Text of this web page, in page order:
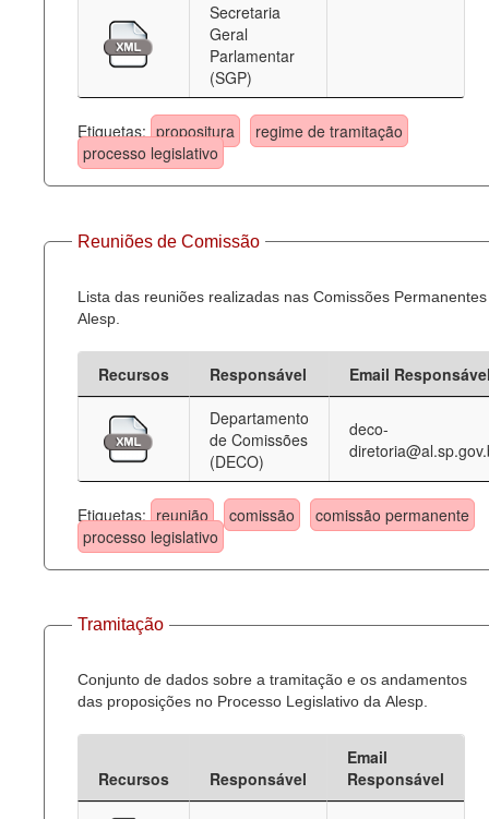
Secretaria
Geral
Parlamentar
(SGP)
Etiquetas: propositura
regime de tramitação
processo legislativo
Reuniões de Comissão
Lista das reuniões realizadas nas Comissões
Alesp.
Recursos Responsável
Email
Departamento
de Comissões
(DECO)
deco-
Etiquetas: reunião comissão
comissão permanente
processo legislativo
Tramitação
Conjunto de dados sobre a tramitação e os andamentos
das proposições no Processo Legislativo da Alesp.
Recursos Responsável
Email
Responsável